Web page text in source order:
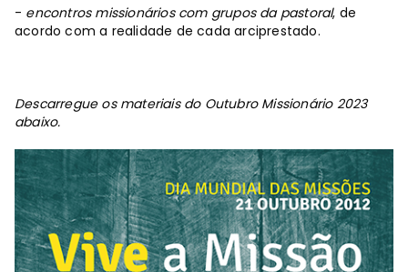
- encontros missionários com grupos da pastoral, de
acordo com a realidade de cada arciprestado.
Descarregue os materiais do Outubro Missionário 2023
abaixo.